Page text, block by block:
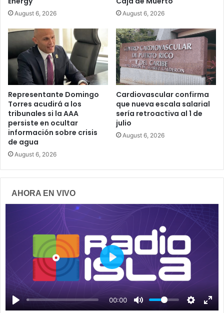
August 6, 2026 August 6, 2026
Representante Domingo
Torres acudirá a los
tribunales si la AAA
persiste en ocultar
información sobre crisis
de agua
August 6, 2026
Cardiovascular confirma
que nueva escala salarial
sería retroactiva al 1 de
julio
August 6, 2026
AHORA EN VIVO
00:00
P
a
y